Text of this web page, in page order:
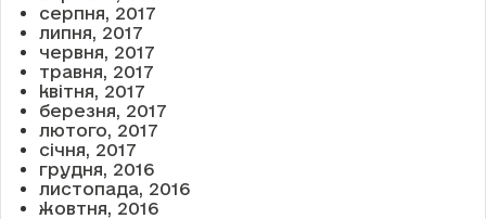
серпня, 2017
липня, 2017
червня, 2017
травня, 2017
квітня, 2017
березня, 2017
лютого, 2017
січня, 2017
грудня, 2016
листопада, 2016
жовтня, 2016